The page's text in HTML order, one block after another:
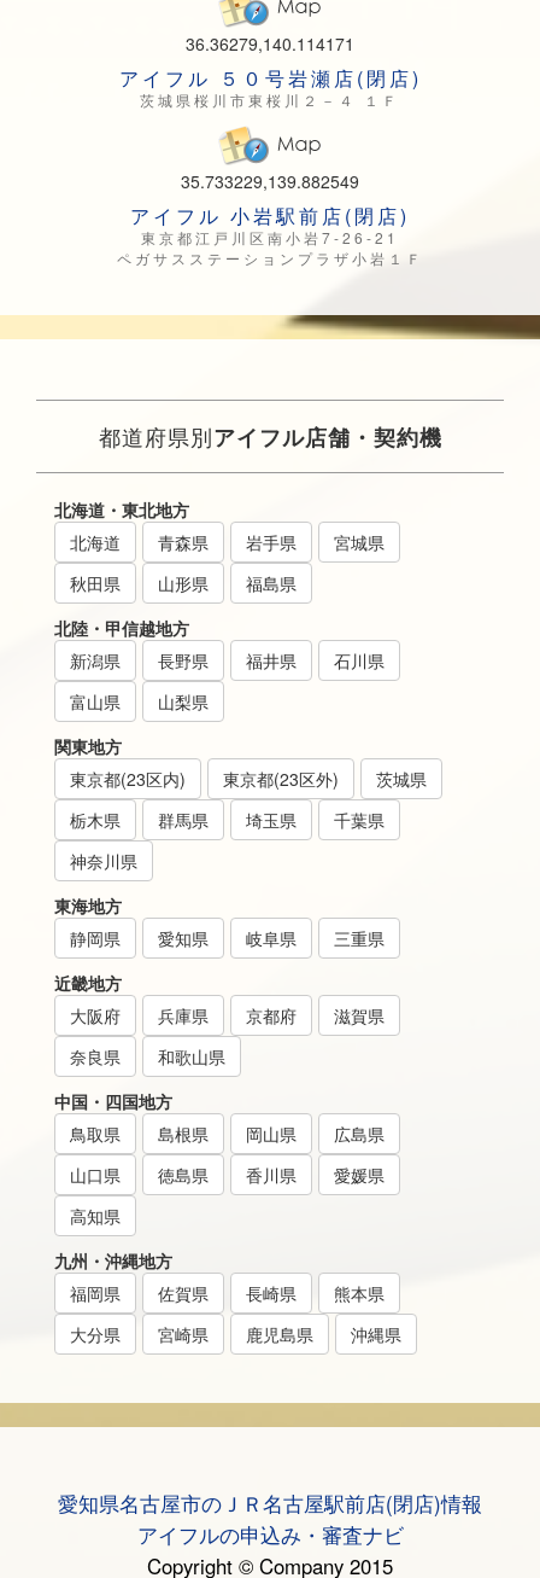
36.36279,140.114171
アイフル ５０号岩瀬店(閉店)
茨城県桜川市東桜川２－４ １Ｆ
35.733229,139.882549
アイフル 小岩駅前店(閉店)
東京都江戸川区南小岩7-26-21
ペガサスステーションプラザ小岩１Ｆ
都道府県別アイフル店舗・契約機
北海道・東北地方
北海道
青森県 岩手県
宮城県
秋田県
山形県
福島県
北陸・甲信越地方
新潟県
長野県 福井県
石川県
富山県
山梨県
関東地方
東京都(23区内)
東京都(23区外)
茨城県
栃木県
群馬県 埼玉県
千葉県
神奈川県
東海地方
静岡県
愛知県 岐阜県
三重県
近畿地方
大阪府
兵庫県 京都府
滋賀県
奈良県
和歌山県
中国・四国地方
鳥取県
島根県 岡山県
広島県
山口県
徳島県 香川県
愛媛県
高知県
九州・沖縄地方
福岡県
佐賀県 長崎県
熊本県
大分県
宮崎県 鹿児島県 沖縄県
愛知県名古屋市のＪＲ名古屋駅前店(閉店)情報
アイフルの申込み・審査ナビ
Copyright © Company 2015